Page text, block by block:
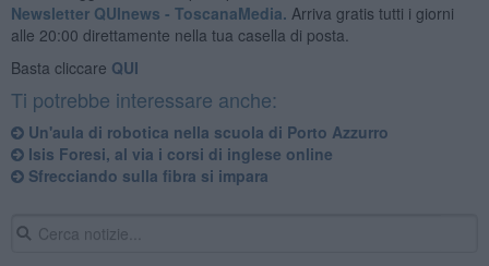
Newsletter QUInews - ToscanaMedia. Arriva gratis tutti i giorni
alle 20:00 direttamente nella tua casella di posta.
Basta cliccare QUI
Ti potrebbe interessare anche:
Un'aula di robotica nella scuola di Porto Azzurro
Isis Foresi, al via i corsi di inglese online
Sfrecciando sulla fibra si impara